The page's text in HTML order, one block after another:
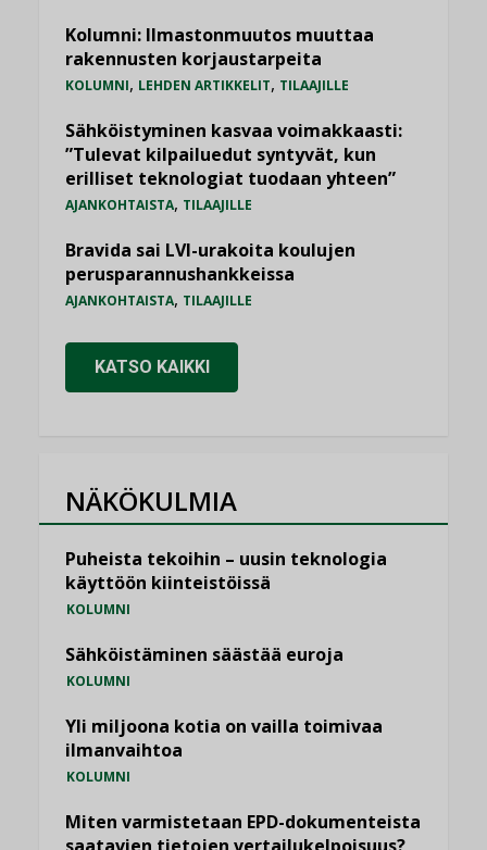
Kolumni: Ilmastonmuutos muuttaa
rakennusten korjaustarpeita
KOLUMNI, LEHDEN ARTIKKELIT, TILAAJILLE
Sähköistyminen kasvaa voimakkaasti:
”Tulevat kilpailuedut syntyvät, kun
erilliset teknologiat tuodaan yhteen”
AJANKOHTAISTA, TILAAJILLE
Bravida sai LVI-urakoita koulujen
perusparannushankkeissa
AJANKOHTAISTA, TILAAJILLE
KATSO KAIKKI
NÄKÖKULMIA
Puheista tekoihin – uusin teknologia
käyttöön kiinteistöissä
KOLUMNI
Sähköistäminen säästää euroja
KOLUMNI
Yli miljoona kotia on vailla toimivaa
ilmanvaihtoa
KOLUMNI
Miten varmistetaan EPD-dokumenteista